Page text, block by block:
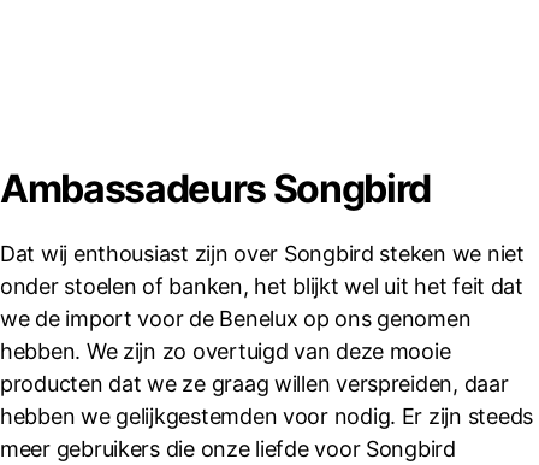
Ambassadeurs Songbird
Dat wij enthousiast zijn over Songbird steken we niet
onder stoelen of banken, het blijkt wel uit het feit dat
we de import voor de Benelux op ons genomen
hebben. We zijn zo overtuigd van deze mooie
producten dat we ze graag willen verspreiden, daar
hebben we gelijkgestemden voor nodig. Er zijn steeds
meer gebruikers die onze liefde voor Songbird